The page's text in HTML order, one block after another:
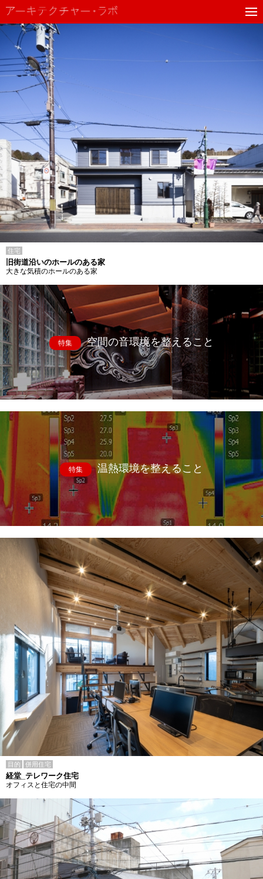
住宅
旧街道沿いのホールのある家
大きな気積のホールのある家
特集 空間の音環境を整えること
特集 温熱環境を整えること
目的 併用住宅
経堂_テレワーク住宅
オフィスと住宅の中間